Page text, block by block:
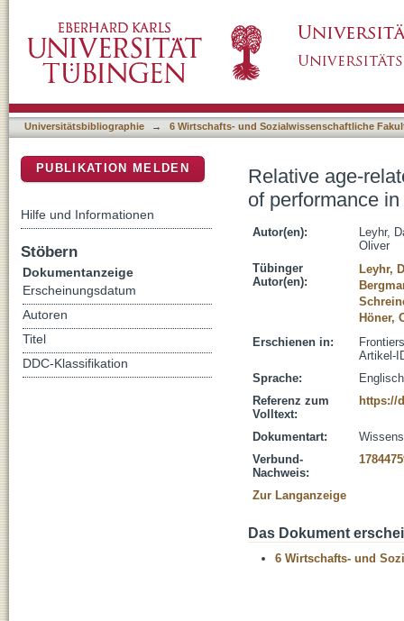
youth soccer players
Universitätsbibliographie → 6 Wirtschafts- und Sozialwissenschaftliche
Relative age-
of performance
Autor(en):
Leyhr,
Oliver
Tübinger
Autor(en):
Leyhr,
Höner,
Erschienen in:
Artikel-
Sprache:
Englisch
Referenz zum
Volltext:
https://
Dokumentart:
Verbund-
Nachweis:
Zur Langanzeige
Das Dokument
6 Wirtschafts- und
PUBLIKATION MELDEN
Hilfe und Informationen
Stöbern
Dokumentanzeige
Erscheinungsdatum
Autoren
Titel
DDC-Klassifikation